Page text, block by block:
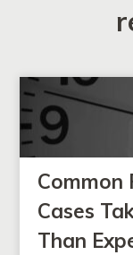
Common
Cases
Than